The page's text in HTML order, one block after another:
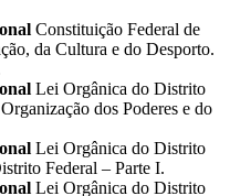
Constituição Federal de
da Cultura e do Desporto.
Lei Orgânica do Distrito
dos Poderes e do
Lei Orgânica do Distrito
Federal – Parte I.
Lei Orgânica do Distrito